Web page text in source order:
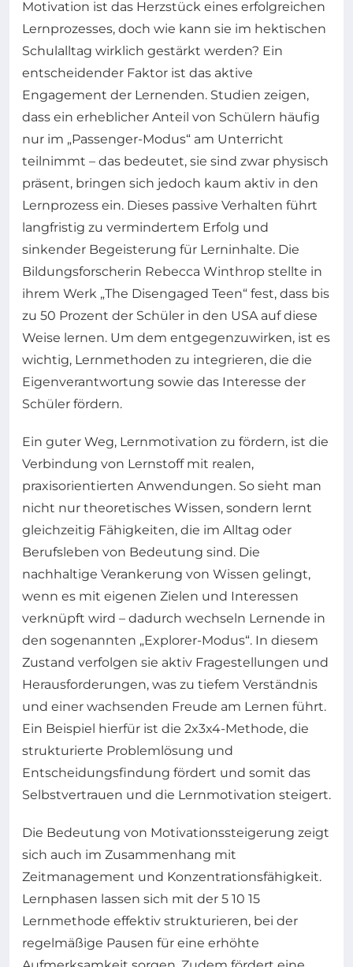
Motivation ist das Herzstück eines erfolgreichen
Lernprozesses, doch wie kann sie im hektischen
Schulalltag wirklich gestärkt werden? Ein
entscheidender Faktor ist das aktive
Engagement der Lernenden. Studien zeigen,
dass ein erheblicher Anteil von Schülern häufig
nur im „Passenger-Modus“ am Unterricht
teilnimmt – das bedeutet, sie sind zwar physisch
präsent, bringen sich jedoch kaum aktiv in den
Lernprozess ein. Dieses passive Verhalten führt
langfristig zu vermindertem Erfolg und
sinkender Begeisterung für Lerninhalte. Die
Bildungsforscherin Rebecca Winthrop stellte in
ihrem Werk „The Disengaged Teen“ fest, dass bis
zu 50 Prozent der Schüler in den USA auf diese
Weise lernen. Um dem entgegenzuwirken, ist es
wichtig, Lernmethoden zu integrieren, die die
Eigenverantwortung sowie das Interesse der
Schüler fördern.
Ein guter Weg, Lernmotivation zu fördern, ist die
Verbindung von Lernstoff mit realen,
praxisorientierten Anwendungen. So sieht man
nicht nur theoretisches Wissen, sondern lernt
gleichzeitig Fähigkeiten, die im Alltag oder
Berufsleben von Bedeutung sind. Die
nachhaltige Verankerung von Wissen gelingt,
wenn es mit eigenen Zielen und Interessen
verknüpft wird – dadurch wechseln Lernende in
den sogenannten „Explorer-Modus“. In diesem
Zustand verfolgen sie aktiv Fragestellungen und
Herausforderungen, was zu tiefem Verständnis
und einer wachsenden Freude am Lernen führt.
Ein Beispiel hierfür ist die 2x3x4-Methode, die
strukturierte Problemlösung und
Entscheidungsfindung fördert und somit das
Selbstvertrauen und die Lernmotivation steigert.
Die Bedeutung von Motivationssteigerung zeigt
sich auch im Zusammenhang mit
Zeitmanagement und Konzentrationsfähigkeit.
Lernphasen lassen sich mit der 5 10 15
Lernmethode effektiv strukturieren, bei der
regelmäßige Pausen für eine erhöhte